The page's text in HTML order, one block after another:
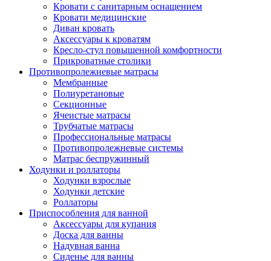
Кровати с санитарным оснащением
Кровати медицинские
Диван кровать
Аксессуары к кроватям
Кресло-стул повышенной комфортности
Прикроватные столики
Противопролежневые матрасы
Мембранные
Полиуретановые
Секционные
Ячеистые матрасы
Трубчатые матрасы
Профессиональные матрасы
Противопролежневые системы
Матрас беспружинный
Ходунки и роллаторы
Ходунки взрослые
Ходунки детские
Роллаторы
Приспособления для ванной
Аксессуары для купания
Доска для ванны
Надувная ванна
Сиденье для ванны